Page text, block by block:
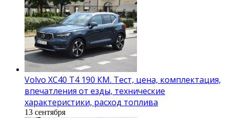
Volvo XC40 T4 190 КМ. Тест, цена, комплектация,
впечатления от езды, технические
характеристики, расход топлива
13 сентября